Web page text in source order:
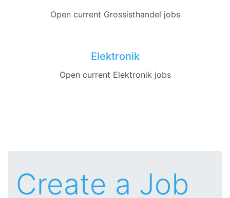
Open current Grossisthandel jobs
Elektronik
Open current Elektronik jobs
Create a Job